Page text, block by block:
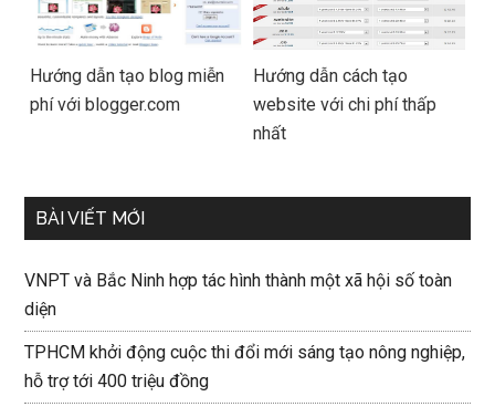
Hướng dẫn tạo blog miễn
phí với blogger.com
Hướng dẫn cách tạo
website với chi phí thấp
nhất
BÀI VIẾT MỚI
VNPT và Bắc Ninh hợp tác hình thành một xã hội số toàn
diện
TPHCM khởi động cuộc thi đổi mới sáng tạo nông nghiệp,
hỗ trợ tới 400 triệu đồng